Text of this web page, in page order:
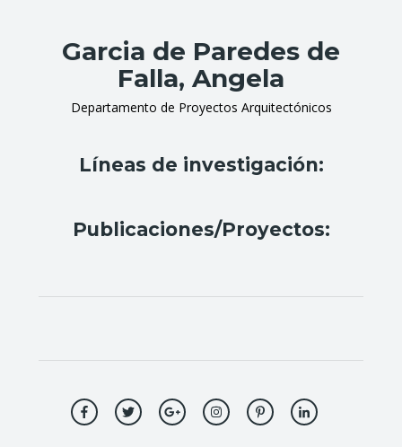
Garcia de Paredes de
Falla, Angela
Departamento de Proyectos Arquitectónicos
Líneas de investigación:
Publicaciones/Proyectos: